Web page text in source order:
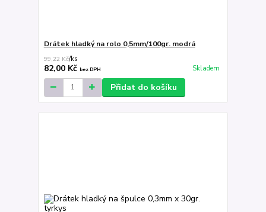
Drátek hladký na rolo 0,5mm/100gr. modrá
99,22 Kč/ks
82,00 Kč bez DPH Skladem
Přidat do košíku